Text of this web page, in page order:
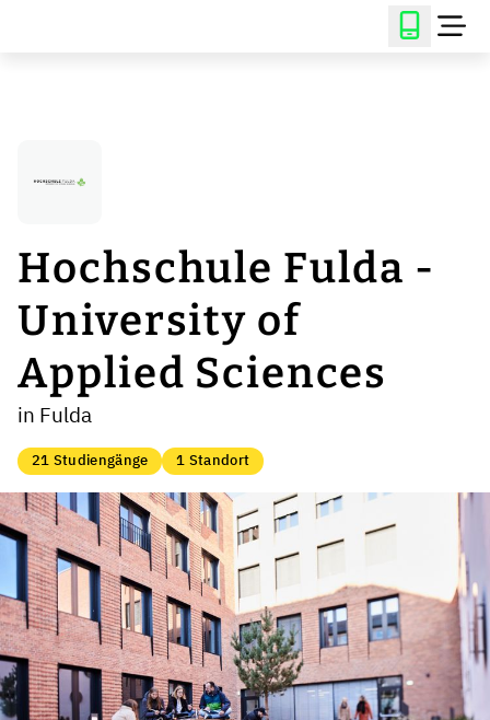
Hochschule Fulda -
University of
Applied Sciences
in Fulda
21 Studiengänge 1 Standort